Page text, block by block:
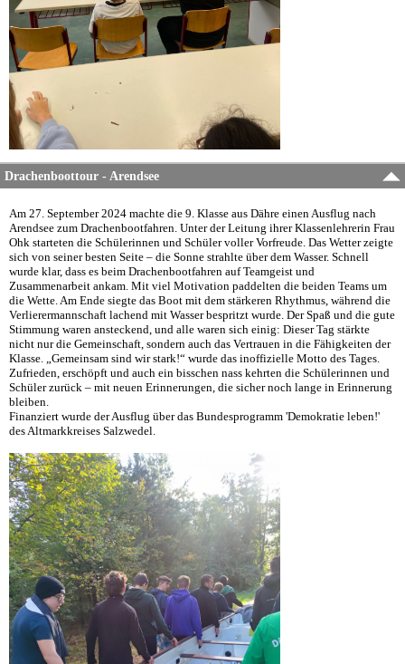
Drachenboottour - Arendsee
Am 27. September 2024 machte die 9. Klasse aus Dähre einen Ausflug nach
Arendsee zum Drachenbootfahren. Unter der Leitung ihrer Klassenlehrerin Frau
Ohk starteten die Schülerinnen und Schüler voller Vorfreude. Das Wetter zeigte
sich von seiner besten Seite – die Sonne strahlte über dem Wasser. Schnell
wurde klar, dass es beim Drachenbootfahren auf Teamgeist und
Zusammenarbeit ankam. Mit viel Motivation paddelten die beiden Teams um
die Wette. Am Ende siegte das Boot mit dem stärkeren Rhythmus, während die
Verlierermannschaft lachend mit Wasser bespritzt wurde. Der Spaß und die gute
Stimmung waren ansteckend, und alle waren sich einig: Dieser Tag stärkte
nicht nur die Gemeinschaft, sondern auch das Vertrauen in die Fähigkeiten der
Klasse. „Gemeinsam sind wir stark!“ wurde das inoffizielle Motto des Tages.
Zufrieden, erschöpft und auch ein bisschen nass kehrten die Schülerinnen und
Schüler zurück – mit neuen Erinnerungen, die sicher noch lange in Erinnerung
bleiben.
Finanziert wurde der Ausflug über das Bundesprogramm 'Demokratie leben!'
des Altmarkkreises Salzwedel.